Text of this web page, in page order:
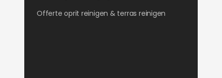
Offerte oprit reinigen & terras reinigen